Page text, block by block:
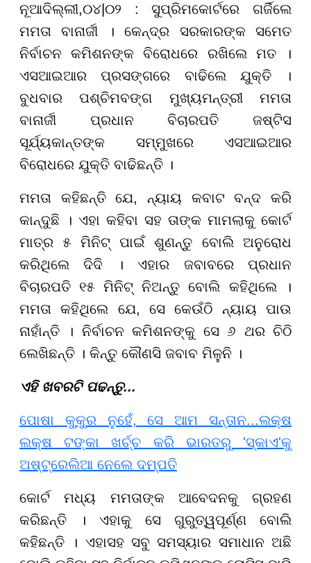
ନୂଆଦିଲ୍ଲୀ,୦୪|୦୨ :ସୁପ୍ରିମକୋର୍ଟରେ ଗର୍ଜିଲେ
ମମତା ବାନାର୍ଜୀ । କେନ୍ଦ୍ର ସରକାରଙ୍କ ସମେତ
ନିର୍ବାଚନ କମିଶନଙ୍କ ବିରୋଧରେ ରଖିଲେ ମତ ।
ଏସଆଇଆର ପ୍ରସଙ୍ଗରେ ବାଢିଲେ ଯୁକ୍ତି ।
ବୁଧବାର ପଶ୍ଚିମବଙ୍ଗ ମୁଖ୍ୟମନ୍ତ୍ରୀ ମମତା
ବାନାର୍ଜୀ ପ୍ରଧାନ ବିଚାରପତି ଜଷ୍ଟିସ
ସୂର୍ଯ୍ୟକାନ୍ତଙ୍କ ସମ୍ମୁଖରେ ଏସଆଇଆର
ବିରୋଧରେ ଯୁକ୍ତି ବାଢିଛନ୍ତି ।
ମମତା କହିଛନ୍ତି ଯେ, ନ୍ୟାୟ କବାଟ ବନ୍ଦ କରି
କାନ୍ଦୁଛି । ଏହା କହିବା ସହ ତାଙ୍କ ମାମଲାକୁ କୋର୍ଟ
ମାତ୍ର ୫ ମିନିଟ୍ ପାଇଁ ଶୁଣନ୍ତୁ ବୋଲି ଅନୁରୋଧ
କରିଥିଲେ ଦିଦି । ଏହାର ଜବାବରେ ପ୍ରଧାନ
ବିଚାରପତି ୧୫ ମିନିଟ୍ ନିଅନ୍ତୁ ବୋଲି କହିଥିଲେ ।
ମମତା କହିଥିଲେ ଯେ, ସେ କେଉଁଠି ନ୍ୟାୟ ପାଉ
ନାହାଁନ୍ତି । ନିର୍ବାଚନ କମିଶନଙ୍କୁ ସେ ୬ ଥର ଚିଠି
ଲେଖିଛନ୍ତି । କିନ୍ତୁ କୌଣସି ଜବାବ ମିଳୁନି ।
ଏହି ଖବରଟି ପଢନ୍ତୁ...
ପୋଷା କୁକୁର ନୁହେଁ, ସେ ଆମ ସନ୍ତାନ...ଲକ୍ଷ
ଲକ୍ଷ ଟଙ୍କା ଖର୍ଚ୍ଚ କରି ଭାରତରୁ 'ସ୍କାଏ'କୁ
ଅଷ୍ଟ୍ରେଲିଆ ନେଲେ ଦମ୍ପତି
କୋର୍ଟ ମଧ୍ୟ ମମତାଙ୍କ ଆବେଦନକୁ ଗ୍ରହଣ
କରିଛନ୍ତି । ଏହାକୁ ସେ ଗୁରୁତ୍ୱପୂର୍ଣ୍ଣ ବୋଲି
କହିଛନ୍ତି । ଏହାସହ ସବୁ ସମସ୍ୟାର ସମାଧାନ ଅଛି